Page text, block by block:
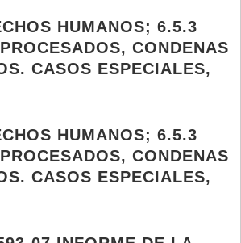
HUMANOS; 6.5.3
CONDENAS
CASOS ESPECIALES,
HUMANOS; 6.5.3
CONDENAS
CASOS ESPECIALES,